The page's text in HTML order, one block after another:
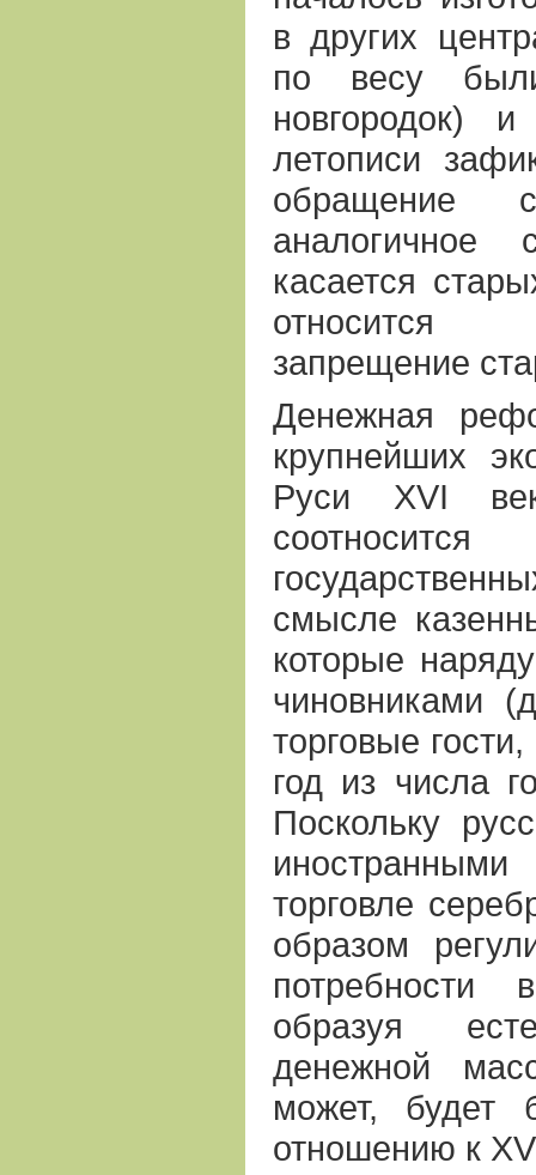
в других
по весу
новгородок)
летописи
обращение
аналогичное
касается
относится
запрещение
Денежная
крупнейших
Руси ХVI
смысле
которые
чиновниками
торговые
год из числа
Поскольку
торговле
образом
образуя
денежной
может, будет
отношению к